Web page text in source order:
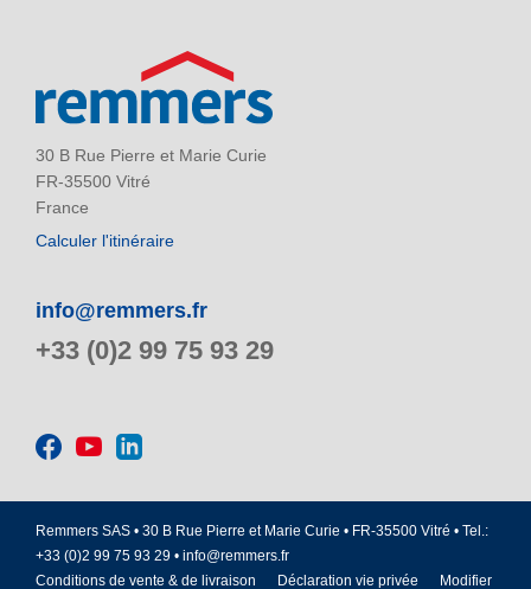
30 B Rue Pierre et Marie Curie
FR-35500 Vitré
France
Calculer l'itinéraire
info@remmers.fr
+33 (0)2 99 75 93 29
Remmers SAS • 30 B Rue Pierre et Marie Curie • FR-35500 Vitré • Tel.:
+33 (0)2 99 75 93 29 • info@remmers.fr
Conditions de vente & de livraison
Déclaration vie privée Modifier